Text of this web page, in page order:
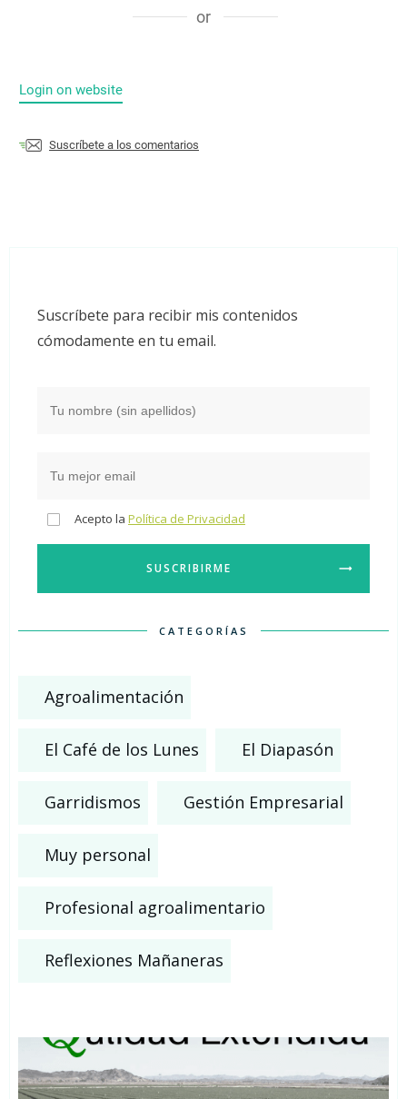
or
Login on website
Suscríbete a los comentarios
Suscríbete para recibir mis contenidos
cómodamente en tu email.
Acepto la Política de Privacidad
SUSCRIBIRME
CATEGORÍAS
Agroalimentación
El Café de los Lunes El Diapasón
Garridismos Gestión Empresarial
Muy personal
Profesional agroalimentario
Reflexiones Mañaneras